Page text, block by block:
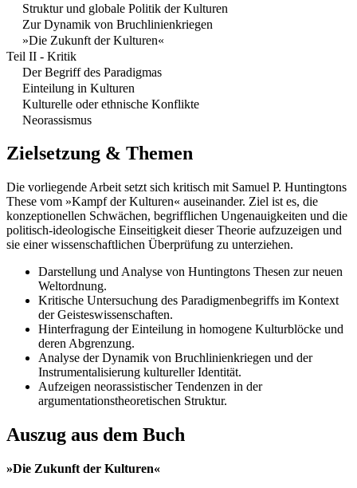
Struktur und globale Politik der Kulturen
Zur Dynamik von Bruchlinienkriegen
»Die Zukunft der Kulturen«
Teil II - Kritik
Der Begriff des Paradigmas
Einteilung in Kulturen
Kulturelle oder ethnische Konflikte
Neorassismus
Zielsetzung & Themen
Die vorliegende Arbeit setzt sich kritisch mit Samuel P. Huntingtons
These vom »Kampf der Kulturen« auseinander. Ziel ist es, die
konzeptionellen Schwächen, begrifflichen Ungenauigkeiten und die
politisch-ideologische Einseitigkeit dieser Theorie aufzuzeigen und
sie einer wissenschaftlichen Überprüfung zu unterziehen.
Darstellung und Analyse von Huntingtons Thesen zur neuen
Weltordnung.
Kritische Untersuchung des Paradigmenbegriffs im Kontext
der Geisteswissenschaften.
Hinterfragung der Einteilung in homogene Kulturblöcke und
deren Abgrenzung.
Analyse der Dynamik von Bruchlinienkriegen und der
Instrumentalisierung kultureller Identität.
Aufzeigen neorassistischer Tendenzen in der
argumentationstheoretischen Struktur.
Auszug aus dem Buch
»Die Zukunft der Kulturen«